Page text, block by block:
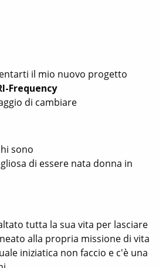
il mio nuovo progetto
Frequency
di cambiare
sono
di essere nata donna in
tutta la sua vita per lasciare
alla propria missione di vita
iniziatica non faccio e c'è una